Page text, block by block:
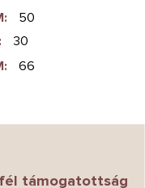
:
50
:
30
: 66
támogatottság